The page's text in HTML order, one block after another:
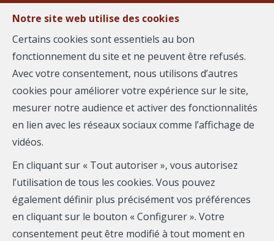
Estimer votre
bien
Plus que quelques instants avant de vous communiquer
votre estimation. Merci de compléter le formulaire :
Notre site web utilise des cookies
Certains cookies sont essentiels au bon
fonctionnement du site et ne peuvent être refusés.
Avec votre consentement, nous utilisons d’autres
cookies pour améliorer votre expérience sur le site,
mesurer notre audience et activer des fonctionnalités
en lien avec les réseaux sociaux comme l’affichage de
vidéos.
En cliquant sur « Tout autoriser », vous autorisez
l’utilisation de tous les cookies. Vous pouvez
également définir plus précisément vos préférences
en cliquant sur le bouton « Configurer ». Votre
consentement peut être modifié à tout moment en